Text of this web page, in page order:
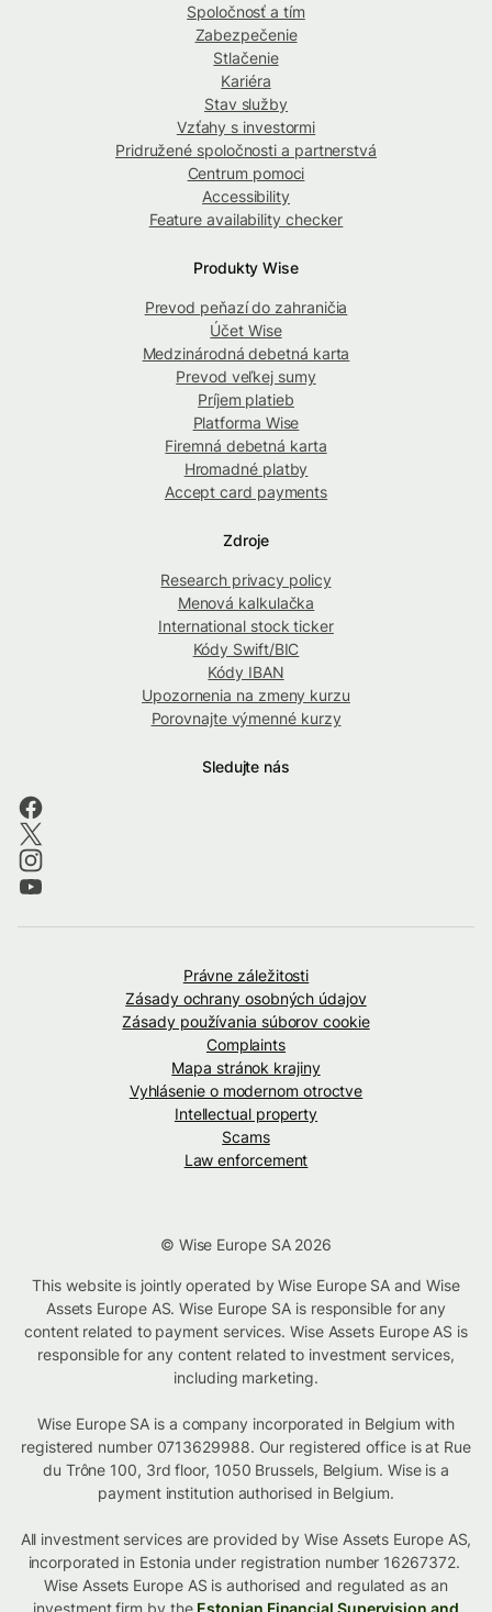
Spoločnosť a tím
Zabezpečenie
Stlačenie
Kariéra
Stav služby
Vzťahy s investormi
Pridružené spoločnosti a partnerstvá
Centrum pomoci
Accessibility
Feature availability checker
Produkty Wise
Prevod peňazí do zahraničia
Účet Wise
Medzinárodná debetná karta
Prevod veľkej sumy
Príjem platieb
Platforma Wise
Firemná debetná karta
Hromadné platby
Accept card payments
Zdroje
Research privacy policy
Menová kalkulačka
International stock ticker
Kódy Swift/BIC
Kódy IBAN
Upozornenia na zmeny kurzu
Porovnajte výmenné kurzy
Sledujte nás
Právne záležitosti
Zásady ochrany osobných údajov
Zásady používania súborov cookie
Complaints
Mapa stránok krajiny
Vyhlásenie o modernom otroctve
Intellectual property
Scams
Law enforcement
© Wise Europe SA 2026
This website is jointly operated by Wise Europe SA and Wise
Assets Europe AS. Wise Europe SA is responsible for any
content related to payment services. Wise Assets Europe AS is
responsible for any content related to investment services,
including marketing.
Wise Europe SA is a company incorporated in Belgium with
registered number 0713629988. Our registered office is at Rue
du Trône 100, 3rd floor, 1050 Brussels, Belgium. Wise is a
payment institution authorised in Belgium.
All investment services are provided by Wise Assets Europe AS,
incorporated in Estonia under registration number 16267372.
Wise Assets Europe AS is authorised and regulated as an
investment firm by the Estonian Financial Supervision and